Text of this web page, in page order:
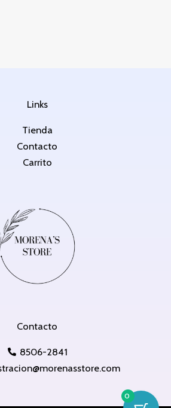
Contacto
8506-2841
Links
Tienda
Contacto
Carrito
0